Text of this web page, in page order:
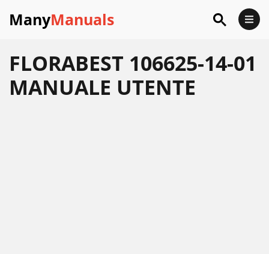
ManyManuals
FLORABEST 106625-14-01
MANUALE UTENTE